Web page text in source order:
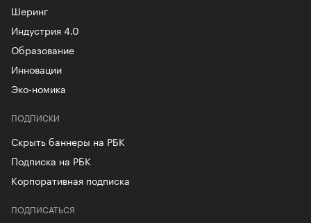
Шеринг
Индустрия 4.0
Образование
Инновации
Эко-номика
ПОДПИСКИ
Скрыть баннеры на РБК
Подписка на РБК
Корпоративная подписка
ПОДПИСАТЬСЯ